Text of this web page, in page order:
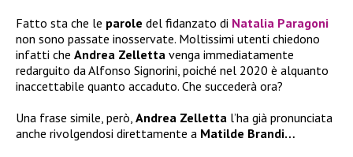
Fatto sta che le parole del fidanzato di Natalia Paragoni
non sono passate inosservate. Moltissimi utenti chiedono
infatti che Andrea Zelletta venga immediatamente
redarguito da Alfonso Signorini, poiché nel 2020 è alquanto
inaccettabile quanto accaduto. Che succederà ora?
Una frase simile, però, Andrea Zelletta l’ha già pronunciata
anche rivolgendosi direttamente a Matilde Brandi…